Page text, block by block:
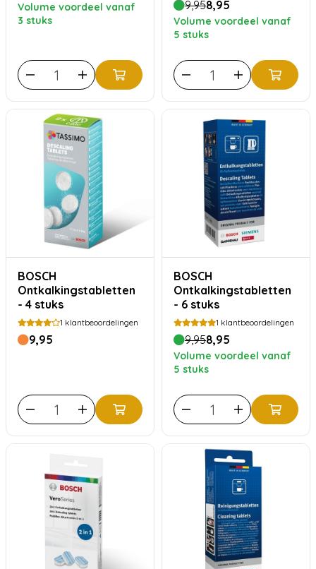
Volume voordeel vanaf
3 stuks
9,958,95
Volume voordeel vanaf
5 stuks
BOSCH
Ontkalkingstabletten
- 4 stuks
1 klantbeoordelingen
9,95
BOSCH
Ontkalkingstabletten
- 6 stuks
1 klantbeoordelingen
9,958,95
Volume voordeel vanaf
5 stuks